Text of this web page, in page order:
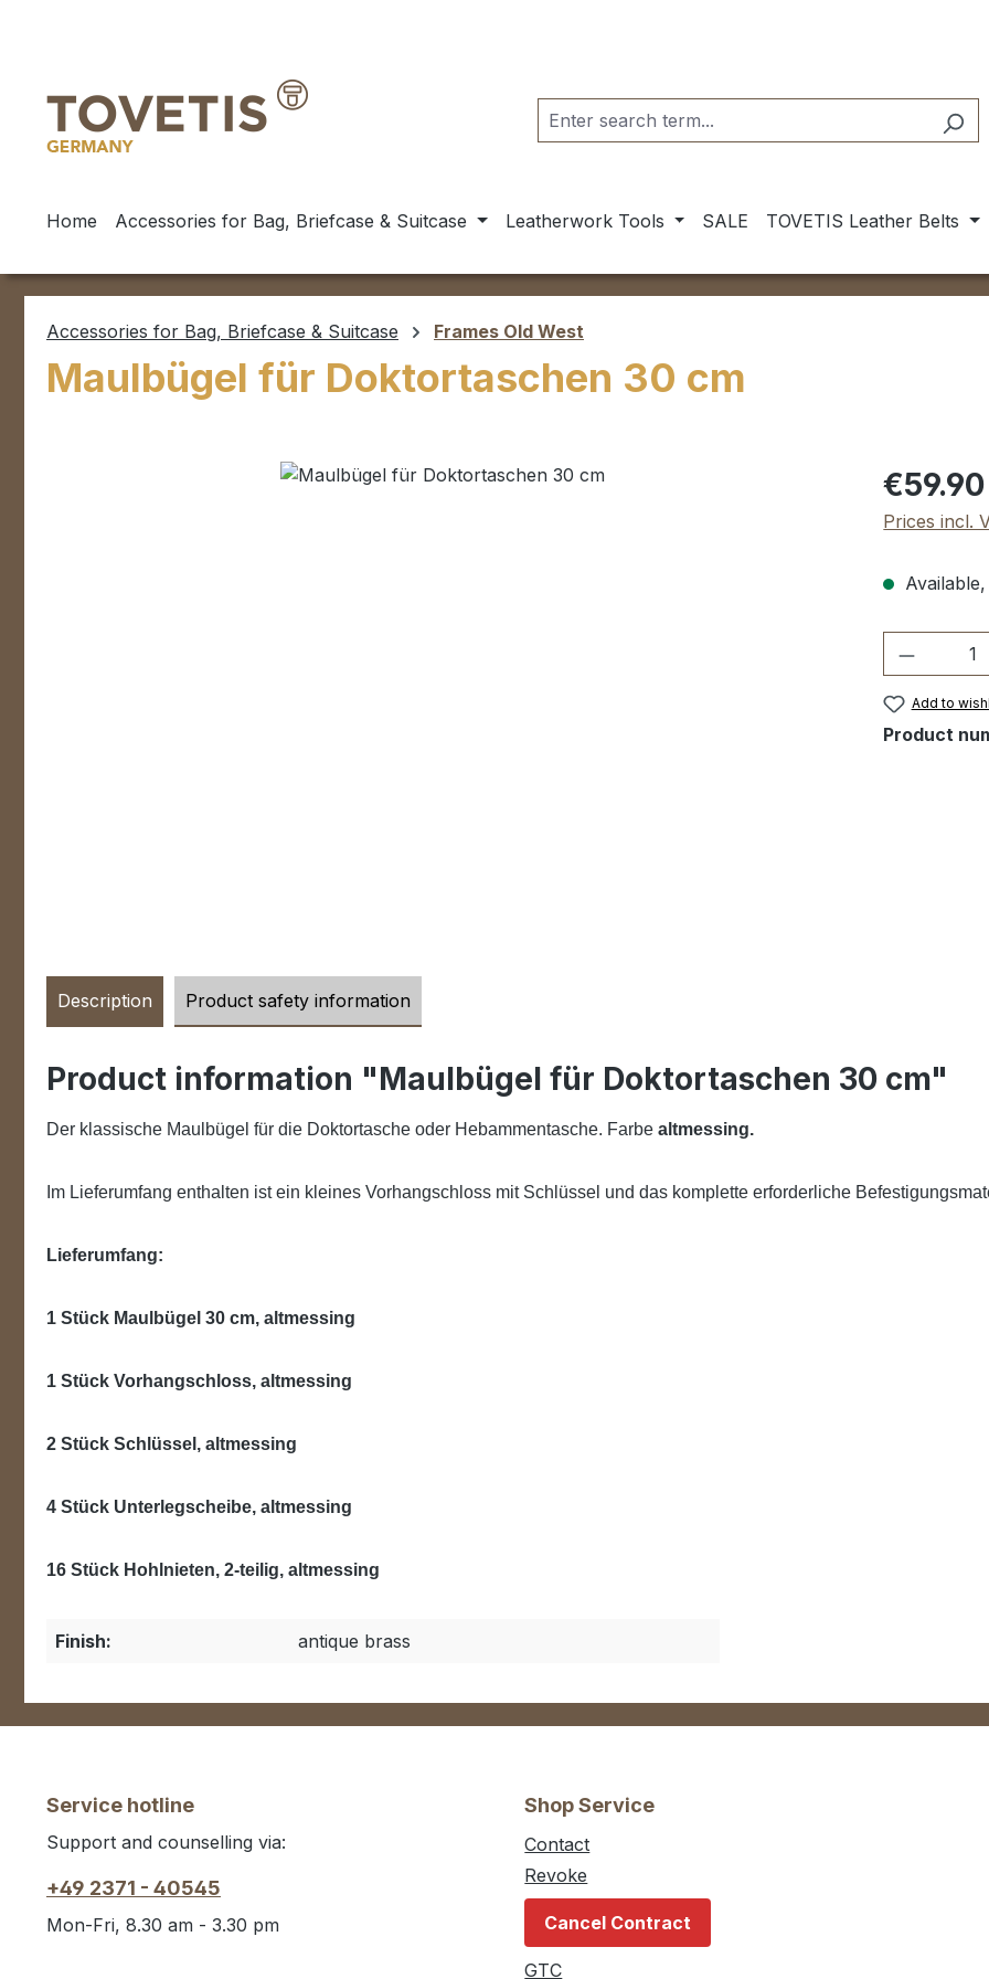
Home Accessories for Bag, Briefcase & Suitcase Leatherwork Tools SALE TOVETIS Leather Belts
Accessories for Bag, Briefcase & Suitcase Frames Old West
Maulbügel für Doktortaschen 30 cm
Regular price:
€59.90
Prices incl.
Add to
Product
Description Product safety information
Product information "Maulbügel für Doktortaschen 30 cm"
Der klassische Maulbügel für die Doktortasche oder Hebammentasche. Farbe altmessing.
Im Lieferumfang enthalten ist ein kleines Vorhangschloss mit Schlüssel und das komplette erforderliche
Lieferumfang:
1 Stück Maulbügel 30 cm, altmessing
1 Stück Vorhangschloss, altmessing
2 Stück Schlüssel, altmessing
4 Stück Unterlegscheibe, altmessing
16 Stück Hohlnieten, 2-teilig, altmessing
Finish: antique brass
Service hotline
Support and counselling via:
+49 2371 - 40545
Mon-Fri, 8.30 am - 3.30 pm
Shop Service
Contact
Revoke
Cancel Contract
GTC